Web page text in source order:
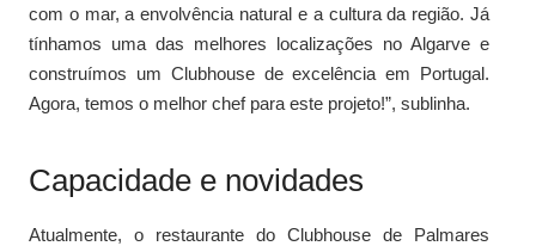
com o mar, a envolvência natural e a cultura da região. Já
tínhamos uma das melhores localizações no Algarve e
construímos um Clubhouse de excelência em Portugal.
Agora, temos o melhor chef para este projeto!”, sublinha.
Capacidade e novidades
Atualmente, o restaurante do Clubhouse de Palmares